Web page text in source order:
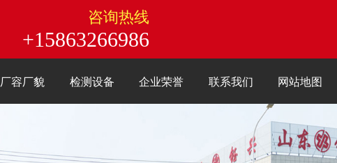
咨询热线
+15863266986
厂容厂貌 检测设备 企业荣誉 联系我们 网站地图